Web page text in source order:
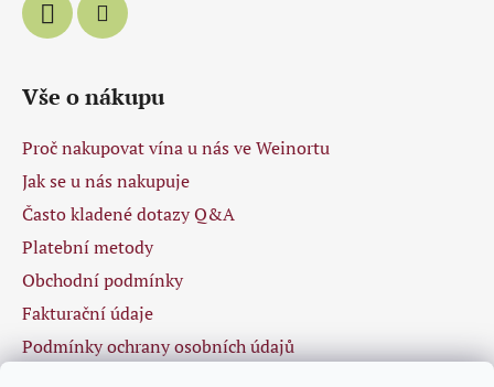
Vše o nákupu
Proč nakupovat vína u nás ve Weinortu
Jak se u nás nakupuje
Často kladené dotazy Q&A
Platební metody
Obchodní podmínky
Fakturační údaje
Podmínky ochrany osobních údajů